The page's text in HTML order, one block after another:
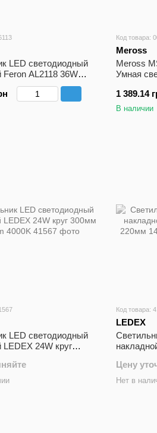
LED светодиодный
Feron AL2118 36W
IP20 595x595x9
Код товара:
Meross
Meross
Умная
1 389.14
В наличии
LED светодиодный
LEDEX 24W круг
Код товара:
LEDEX
Цену
Нет в